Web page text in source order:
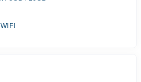
WIFI